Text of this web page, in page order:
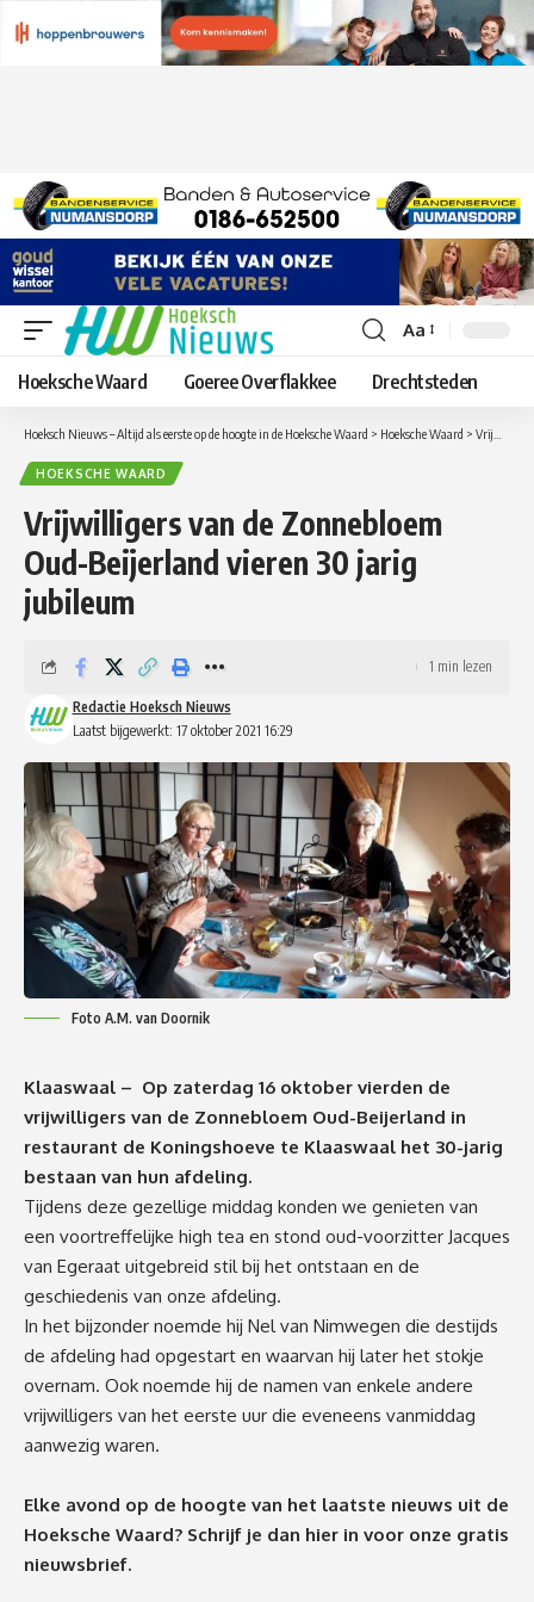
Lettergrootte
aanpassen
Aa
Hoeksche Waard Goeree Overflakkee Drechtsteden
Hoeksch Nieuws – Altijd als eerste op de hoogte in de Hoeksche Waard > Hoeksche Waard > Vrijwilligers van de Zonnebloem Oud-Beijerland vieren 30 jarig jubileum
HOEKSCHE WAARD
Vrijwilligers van de Zonnebloem
Oud-Beijerland vieren 30 jarig
jubileum
Laatst bijgewerkt: 17 oktober 2021 16:29
Redactie Hoeksch Nieuws
1 min lezen
Foto A.M. van Doornik
Klaaswaal – Op zaterdag 16 oktober vierden de
vrijwilligers van de Zonnebloem Oud-Beijerland in
restaurant de Koningshoeve te Klaaswaal het 30-jarig
bestaan van hun afdeling.
Tijdens deze gezellige middag konden we genieten van
een voortreffelijke high tea en stond oud-voorzitter Jacques
van Egeraat uitgebreid stil bij het ontstaan en de
geschiedenis van onze afdeling.
In het bijzonder noemde hij Nel van Nimwegen die destijds
de afdeling had opgestart en waarvan hij later het stokje
overnam. Ook noemde hij de namen van enkele andere
vrijwilligers van het eerste uur die eveneens vanmiddag
aanwezig waren.
Elke avond op de hoogte van het laatste nieuws uit de
Hoeksche Waard? Schrijf je dan hier in voor onze gratis
nieuwsbrief.